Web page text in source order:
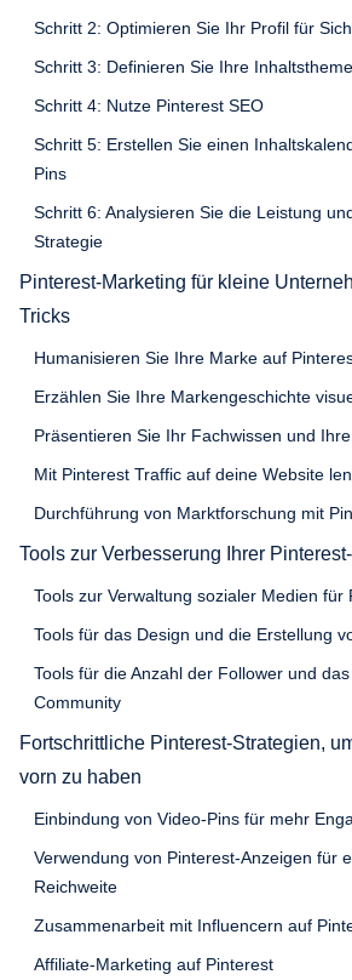
Schritt 2: Optimieren Sie Ihr Profil für
Schritt 3: Definieren Sie Ihre
Schritt 4: Nutze Pinterest SEO
Schritt 5: Erstellen Sie einen
Pins
Schritt 6: Analysieren Sie die Leistung
Strategie
Pinterest-Marketing für kleine
Tricks
Humanisieren Sie Ihre Marke auf
Erzählen Sie Ihre Markengeschichte
Präsentieren Sie Ihr Fachwissen und
Mit Pinterest Traffic auf deine Website
Durchführung von Marktforschung mit
Tools zur Verbesserung Ihrer
Tools zur Verwaltung sozialer Medien für
Tools für das Design und die Erstellung
Tools für die Anzahl der Follower und
Community
Fortschrittliche Pinterest-Strategien,
vorn zu haben
Einbindung von Video-Pins für mehr
Verwendung von Pinterest-Anzeigen für
Reichweite
Zusammenarbeit mit Influencern auf
Affiliate-Marketing auf Pinterest